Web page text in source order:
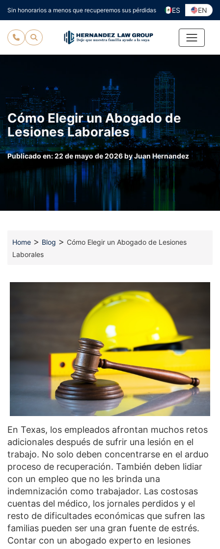
al
contenido
Sin honorarios a menos que recuperemos sus pérdidas ES EN
Cómo Elegir un Abogado de
Lesiones Laborales
Publicado en:22 de mayo de 2026byJuan Hernandez
Home > Blog > Cómo Elegir un Abogado de Lesiones
Laborales
En Texas, los empleados afrontan muchos retos
adicionales después de sufrir una lesión en el
trabajo. No solo deben concentrarse en el arduo
proceso de recuperación. También deben lidiar
con un empleo que no les brinda una
indemnización como trabajador. Las costosas
cuentas del médico, los jornales perdidos y el
resto de dificultades económicas que sufren las
familias pueden ser una gran fuente de estrés.
Contar con un abogado experto en lesiones